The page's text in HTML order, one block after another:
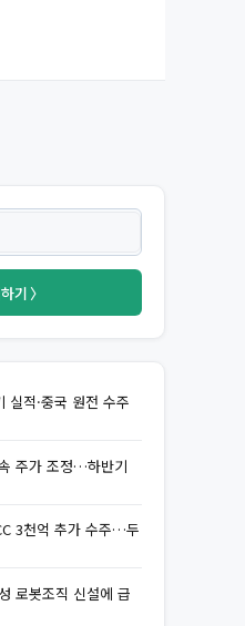
기 〉
실적·중국 원전 수주
주가 조정…하반기
3천억 추가 수주…두
로봇조직 신설에 급